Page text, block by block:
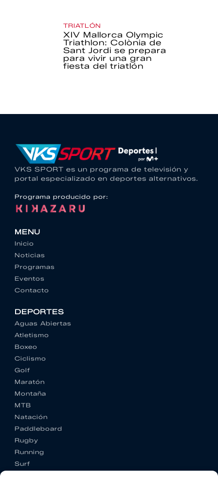
TRIATLÓN
XIV Mallorca Olympic
Triathlon: Colònia de
Sant Jordi se prepara
para vivir una gran
fiesta del triatlón
VKS SPORT es un programa de televisión y
portal especializado en deportes alternativos.
Programa producido por:
MENU
Inicio
Noticias
Programas
Eventos
Contacto
DEPORTES
Aguas Abiertas
Atletismo
Boxeo
Ciclismo
Golf
Maratón
Montaña
MTB
Natación
Paddleboard
Rugby
Running
Surf